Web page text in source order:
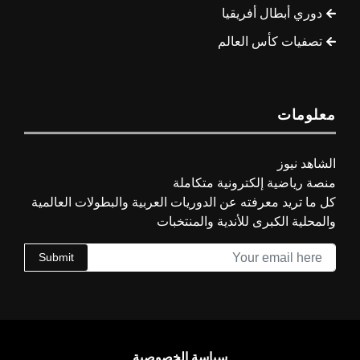
دوري أبطال أفريقيا
تصفيات كأس العالم
معلومات
الشاهد نيوز
منصة رياضية إلكترونية متكاملة
كل ما تريد معرفته عن الدوريات العربية والبطولات العالمية
والمحلية الكبرى للأندية والمنتخبات
Submit